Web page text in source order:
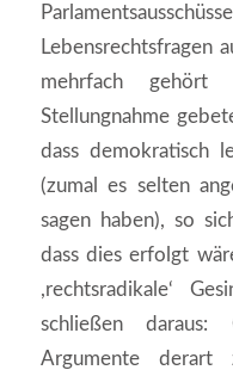
Lebensrechtsfragen
mehrfach gehört
Stellungnahme
dass demokratisch
(zumal es selten
sagen haben), so
dass dies erfolgt
,rechtsradikale‘
schließen daraus:
Argumente derart